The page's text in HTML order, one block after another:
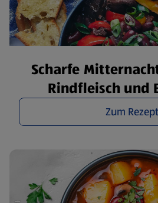
Scharfe
Rindfleisch und
Zum Rezept